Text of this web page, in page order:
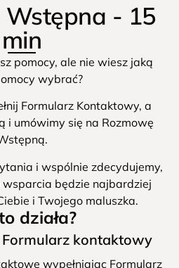
- 15
min
pomocy, ale nie wiesz jaką
wybrać?
Formularz Kontaktowy, a
i umówimy się na Rozmowę
i wspólnie zdecydujemy,
będzie najbardziej
i Twojego maluszka.
działa?
Formularz kontaktowy
wypełniając Formularz